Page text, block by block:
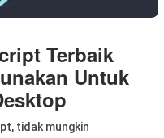
Terbaik
Untuk
tidak mungkin